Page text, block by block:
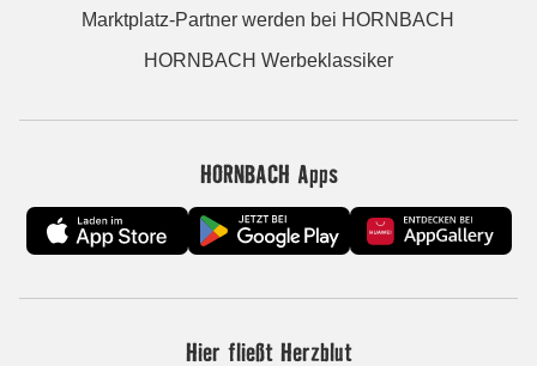
Marktplatz-Partner werden bei HORNBACH
HORNBACH Werbeklassiker
HORNBACH Apps
Hier fließt Herzblut